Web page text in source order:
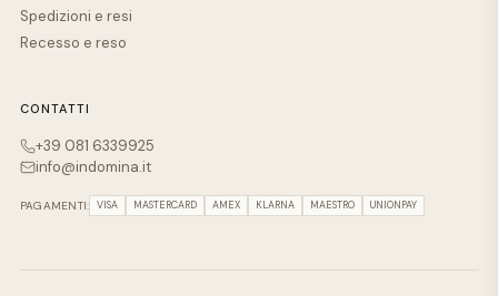
Spedizioni e resi
Recesso e reso
CONTATTI
+39 081 6339925
info@indomina.it
PAGAMENTI: VISA MASTERCARD AMEX KLARNA MAESTRO UNIONPAY